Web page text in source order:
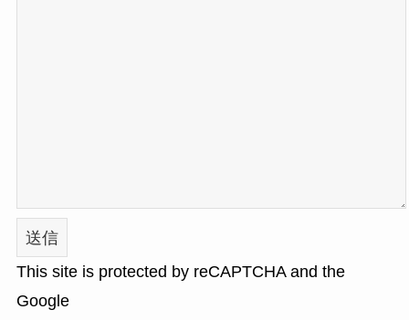
This site is protected by reCAPTCHA and the
Google